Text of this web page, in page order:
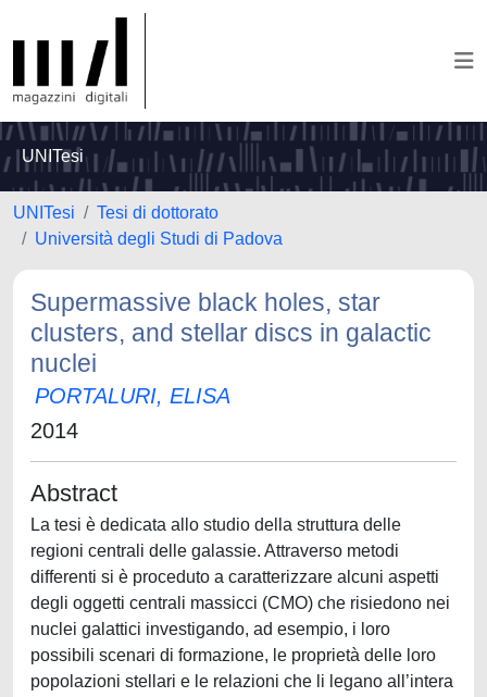
UNITesi
UNITesi
Tesi di dottorato
Università degli Studi di Padova
Supermassive black holes, star
clusters, and stellar discs in galactic
nuclei
PORTALURI, ELISA
2014
Abstract
La tesi è dedicata allo studio della struttura delle
regioni centrali delle galassie. Attraverso metodi
differenti si è proceduto a caratterizzare alcuni aspetti
degli oggetti centrali massicci (CMO) che risiedono nei
nuclei galattici investigando, ad esempio, i loro
possibili scenari di formazione, le proprietà delle loro
popolazioni stellari e le relazioni che li legano all’intera